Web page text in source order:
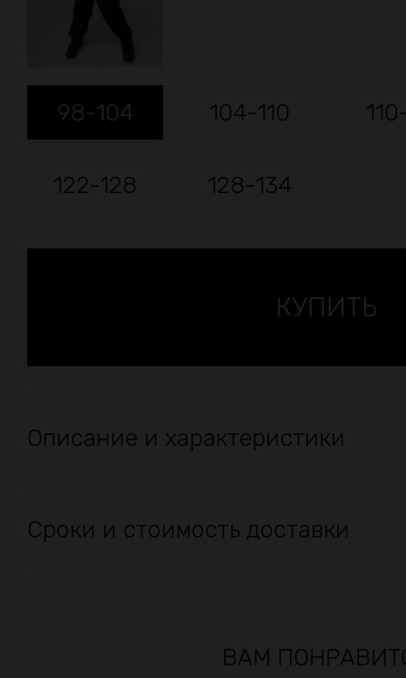
98-104 104-110
122-128 128-134
Описание и характеристики
Сроки и стоимость доставки
ВАМ